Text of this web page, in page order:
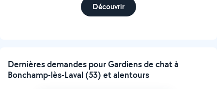
Découvrir
Dernières demandes pour Gardiens de chat à
Bonchamp-lès-Laval (53) et alentours